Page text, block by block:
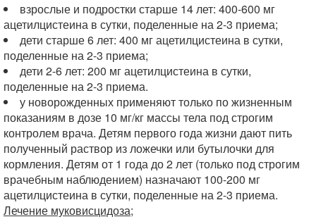
взрослые и подростки старше 14 лет: 400-600 мг
ацетилцистеина в сутки, поделенные на 2-3 приема;
дети старше 6 лет: 400 мг ацетилцистеина в сутки,
поделенные на 2-3 приема;
дети 2-6 лет: 200 мг ацетилцистеина в сутки,
поделенные на 2-3 приема.
у новорожденных применяют только по жизненным
показаниям в дозе 10 мг/кг массы тела под строгим
контролем врача. Детям первого года жизни дают пить
полученный раствор из ложечки или бутылочки для
кормления. Детям от 1 года до 2 лет (только под строгим
врачебным наблюдением) назначают 100-200 мг
ацетилцистеина в сутки, поделенные на 2-3 приема.
Лечение муковисцидоза;